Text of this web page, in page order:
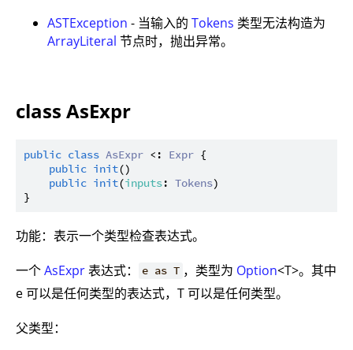
ASTException - 当输入的 Tokens 类型无法构造为
ArrayLiteral 节点时，抛出异常。
class AsExpr
public class AsExpr <: Expr {
public init()
public init(inputs: Tokens)
功能：表示一个类型检查表达式。
一个AsExpr表达式： e as T ，类型为 Option<T>。其中
e 可以是任何类型的表达式，T 可以是任何类型。
父类型：